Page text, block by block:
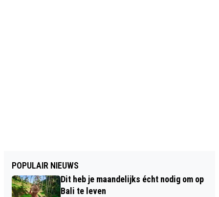
POPULAIR NIEUWS
Dit heb je maandelijks écht nodig om op
Bali te leven